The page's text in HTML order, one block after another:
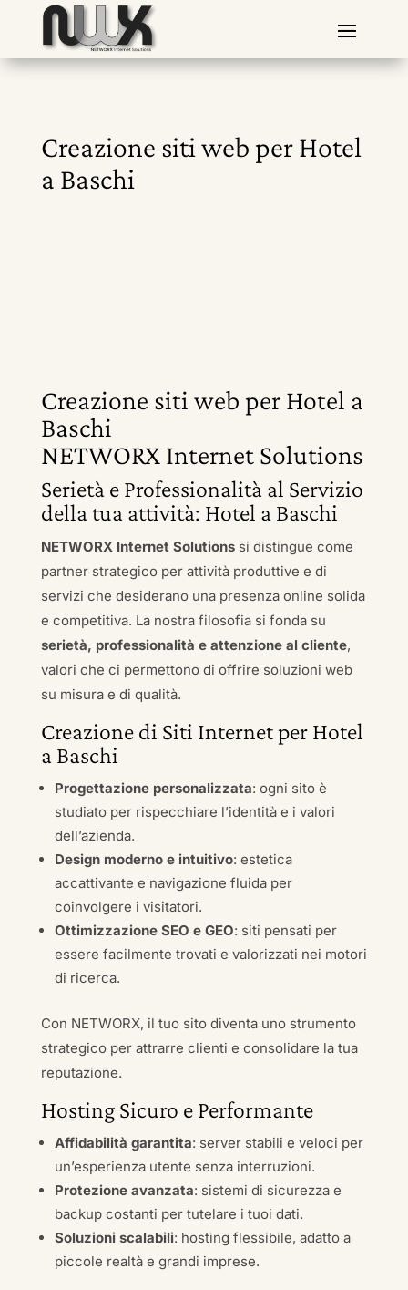
Creazione siti web per Hotel
a Baschi
Creazione siti web per Hotel a
Baschi
NETWORX Internet Solutions
Serietà e Professionalità al Servizio
della tua attività: Hotel a Baschi
NETWORX Internet Solutionssi distingue come
partner strategico per attività produttive e di
servizi che desiderano una presenza online solida
e competitiva. La nostra filosofia si fonda su
serietà, professionalità e attenzione al cliente,
valori che ci permettono di offrire soluzioni web
su misura e di qualità.
Creazione di Siti Internet per Hotel
a Baschi
Progettazione personalizzata: ogni sito è
studiato per rispecchiare l’identità e i valori
dell’azienda.
Design moderno e intuitivo: estetica
accattivante e navigazione fluida per
coinvolgere i visitatori.
Ottimizzazione SEO e GEO: siti pensati per
essere facilmente trovati e valorizzati nei motori
di ricerca.
Con NETWORX, il tuo sito diventa uno strumento
strategico per attrarre clienti e consolidare la tua
reputazione.
Hosting Sicuro e Performante
Affidabilità garantita: server stabili e veloci per
un’esperienza utente senza interruzioni.
Protezione avanzata: sistemi di sicurezza e
backup costanti per tutelare i tuoi dati.
Soluzioni scalabili: hosting flessibile, adatto a
piccole realtà e grandi imprese.